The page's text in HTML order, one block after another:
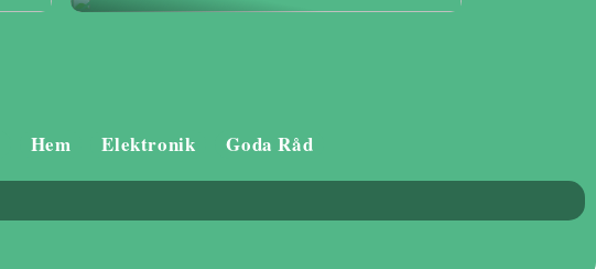
Hem Elektronik Goda Råd